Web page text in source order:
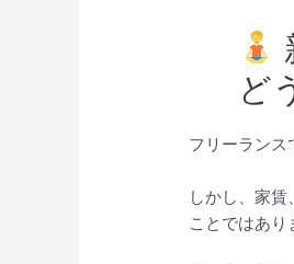
ど
フリーランス
しかし、家
ことではあり